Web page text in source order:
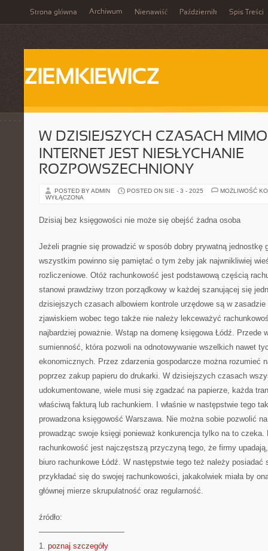
Strona główna Archiwum Nienawiść Październik Spis Treści
ZIEMKIEWICZ
W DZISIEJSZYCH CZASACH
INTERNET JEST NIESŁYCHANIE
ROZPOWSZECHNIONY
POSTED BY ADMIN POSTED ON SIE - 3 - 2025
MOŻLIWOŚĆ
WYŁĄCZONA
Dzisiaj bez księgowości nie może się obejść żadna osoba
Jeżeli pragnie się prowadzić w sposób dobry prywatną jednostkę
wszystkim powinno się pamiętać o tym żeby jak najwnikliwiej
rozliczeniowe. Otóż rachunkowość jest podstawową częścią
stanowi prawdziwy trzon porządkowy w każdej szanującej się
dzisiejszych czasach albowiem kontrole urzędowe są w
zjawiskiem wobec tego także nie należy lekceważyć
najbardziej poważnie. Wstąp na domenę księgowa Łódź. Przede
sumienność, która pozwoli na odnotowywanie wszelkich nawet
ekonomicznych. Przez zdarzenia gospodarcze można rozumieć
poprzez zakup papieru do drukarki. W dzisiejszych czasach
udokumentowane, wiele musi się zgadzać na papierze, każda
właściwą fakturą lub rachunkiem. I właśnie w następstwie tego
prowadzona księgowość Warszawa. Nie można sobie pozwolić
prowadząc swoje księgi ponieważ konkurencja tylko na to czeka.
rachunkowość jest najczęstszą przyczyną tego, że firmy
biuro rachunkowe Łódź. W następstwie tego też należy posiadać
przykładać się do swojej rachunkowości, jakakolwiek miała by
głównej mierze skrupulatność oraz regularność.
źródło:
———————————
1. poznaj szczegóły